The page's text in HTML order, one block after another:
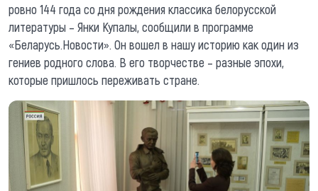
ровно 144 года со дня рождения классика белорусской
литературы – Янки Купалы, сообщили в программе
«Беларусь.Новости». Он вошел в нашу историю как один из
гениев родного слова. В его творчестве – разные эпохи,
которые пришлось переживать стране.